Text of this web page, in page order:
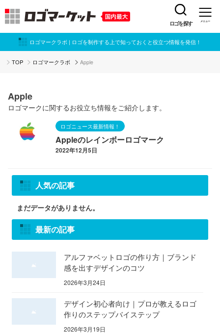
ロゴを探す メニュー
ロゴマークラボ | ロゴを制作する上で知っておくと役立つ情報を発信！
TOP ロゴマークラボ Apple
Apple
ロゴマークに関するお役立ち情報をご紹介します。
ロゴニュース最新情報！
Appleのレインボーロゴマーク
2022年12月5日
人気の記事
まだデータがありません。
最新の記事
アルファベットロゴの作り方｜ブランド
感を出すデザインのコツ
2026年3月24日
デザイン初心者向け｜プロが教えるロゴ
作りのステップバイステップ
2026年3月19日